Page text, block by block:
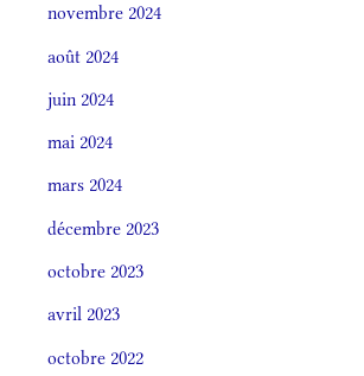
novembre 2024
août 2024
juin 2024
mai 2024
mars 2024
décembre 2023
octobre 2023
avril 2023
octobre 2022